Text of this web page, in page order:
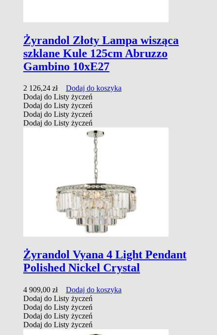
Żyrandol Złoty Lampa wisząca
szklane Kule 125cm Abruzzo
Gambino 10xE27
2 126,24 zł
Dodaj do koszyka
Dodaj do Listy życzeń
Dodaj do Listy życzeń
Dodaj do Listy życzeń
Dodaj do Listy życzeń
Żyrandol Vyana 4 Light Pendant
Polished Nickel Crystal
4 909,00 zł
Dodaj do koszyka
Dodaj do Listy życzeń
Dodaj do Listy życzeń
Dodaj do Listy życzeń
Dodaj do Listy życzeń